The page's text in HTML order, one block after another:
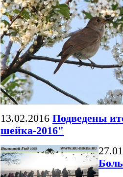
13.02.2016 Подведены
шейка-2016"